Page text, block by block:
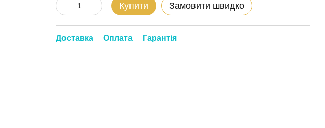
Купити Замовити швидко
Доставка Оплата Гарантія